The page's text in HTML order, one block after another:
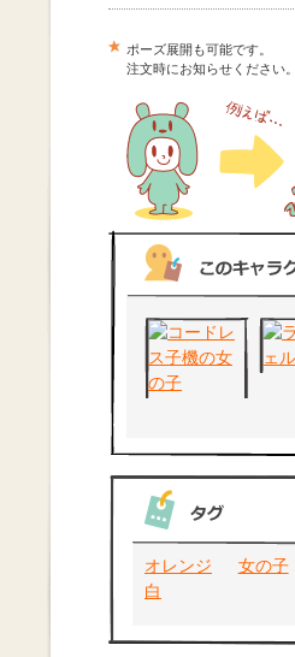
ポーズ展開も可能です。
注文時にお知らせください。
オレンジ 女の子
白